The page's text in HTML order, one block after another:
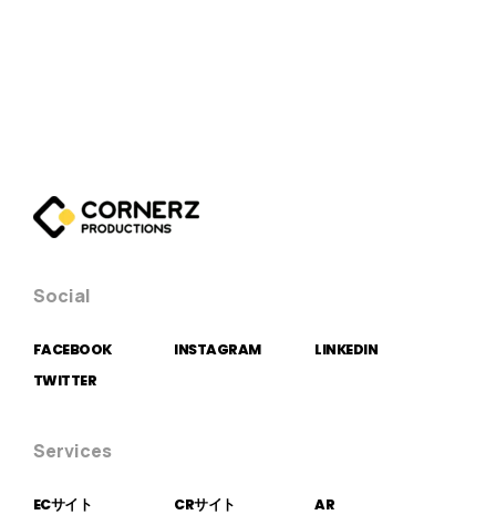
Social
FACEBOOK INSTAGRAM
LINKEDIN
TWITTER
Services
ECサイト CRサイト AR